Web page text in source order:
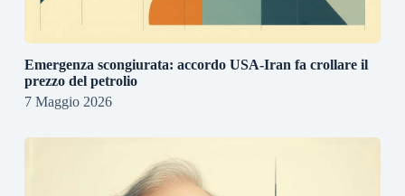
Emergenza scongiurata: accordo USA-Iran fa crollare il
prezzo del petrolio
7 Maggio 2026